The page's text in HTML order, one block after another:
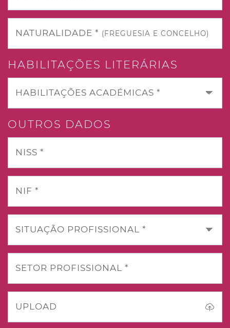
NATURALIDADE * (FREGUESIA E CONCELHO)
HABILITAÇÕES LITERÁRIAS
HABILITAÇÕES ACADÉMICAS *
OUTROS DADOS
NISS *
NIF *
SITUAÇÃO PROFISSIONAL *
SETOR PROFISSIONAL *
UPLOAD